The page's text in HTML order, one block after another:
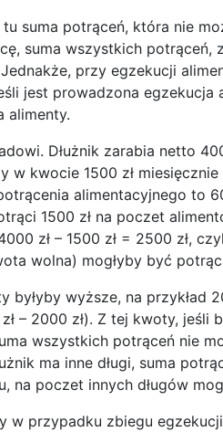
suma potrąceń, która nie
suma wszystkich
przy egzekucji
jest prowadzona
alimenty.
Dłużnik zarabia netto
w kwocie 1500 zł
alimentacyjnego to
1500 zł na poczet
zł – 1500 zł = 2500 zł,
wolna) mogłyby być
byłyby wyższe, na przykład
– 2000 zł). Z tej kwoty, jeśli
wszystkich potrąceń nie
ma inne długi, suma
na poczet innych długów
w przypadku zbiegu